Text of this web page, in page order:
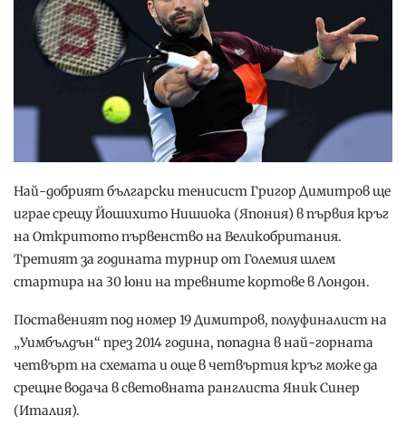
Най-добрият български тенисист Григор Димитров ще
играе срещу Йошихито Нишиока (Япония) в първия кръг
на Откритото първенство на Великобритания.
Третият за годината турнир от Големия шлем
стартира на 30 юни на тревните кортове в Лондон.
Поставеният под номер 19 Димитров, полуфиналист на
„Уимбълдън“ през 2014 година, попадна в най-горната
четвърт на схемата и още в четвъртия кръг може да
срещне водача в световната ранглиста Яник Синер
(Италия).